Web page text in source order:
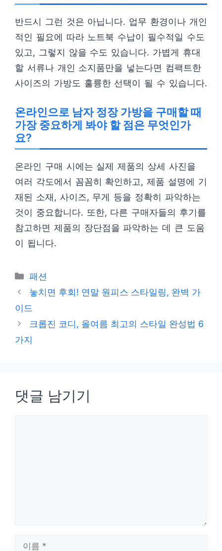
반드시 그런 것은 아닙니다. 업무 환경이나 개인
적인 필요에 따라 노트북 수납이 필수적일 수도
있고, 그렇지 않을 수도 있습니다. 가볍게 휴대
할 서류나 개인 소지품만을 넣는다면 컴팩트한
사이즈의 가방도 훌륭한 선택이 될 수 있습니다.
온라인으로 남자 정장 가방을 구매할 때
가장 중요하게 봐야 할 점은 무엇인가
요?
온라인 구매 시에는 실제 제품의 상세 사진을
여러 각도에서 꼼꼼히 확인하고, 제품 설명에 기
재된 소재, 사이즈, 무게 등을 정확히 파악하는
것이 중요합니다. 또한, 다른 구매자들의 후기를
참고하면 제품의 장단점을 파악하는 데 큰 도움
이 됩니다.
카
테
리
패션
놓치면 후회! 연말 원피스 스타일링, 완벽 가
이드
크롭진 코디, 올여름 최고의 스타일 완성법 6
가지
댓글 남기기